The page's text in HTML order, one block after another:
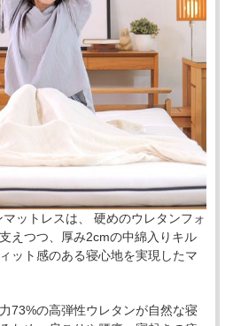
ットレスは、 硬めのウレタンフォ
えつつ、厚み2cmの中綿入りキル
ット感のある寝心地を実現したマ
73%の高弾性ウレタンが自然な寝